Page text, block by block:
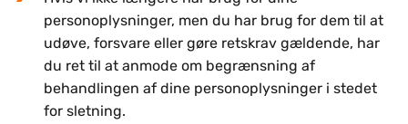
personoplysninger, men du har brug for dem til at
udøve, forsvare eller gøre retskrav gældende, har
du ret til at anmode om begrænsning af
behandlingen af dine personoplysninger i stedet
for sletning.